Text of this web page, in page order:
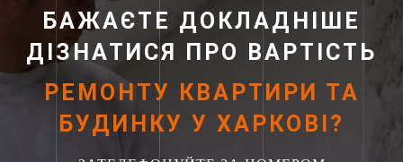
БАЖАЄТЕ ДОКЛАДНІШЕ
ДІЗНАТИСЯ ПРО ВАРТІСТЬ
РЕМОНТУ КВАРТИРИ ТА
БУДИНКУ У ХАРКОВІ?